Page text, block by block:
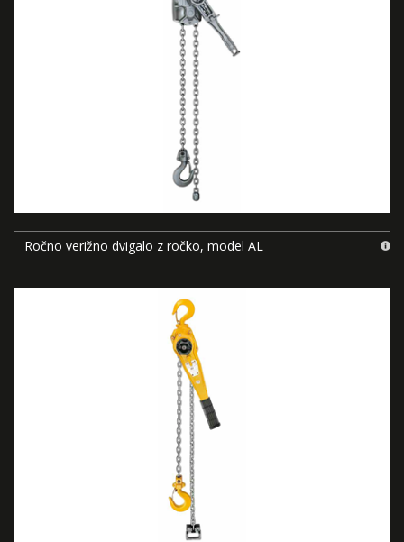
Ročno verižno dvigalo z ročko, model AL